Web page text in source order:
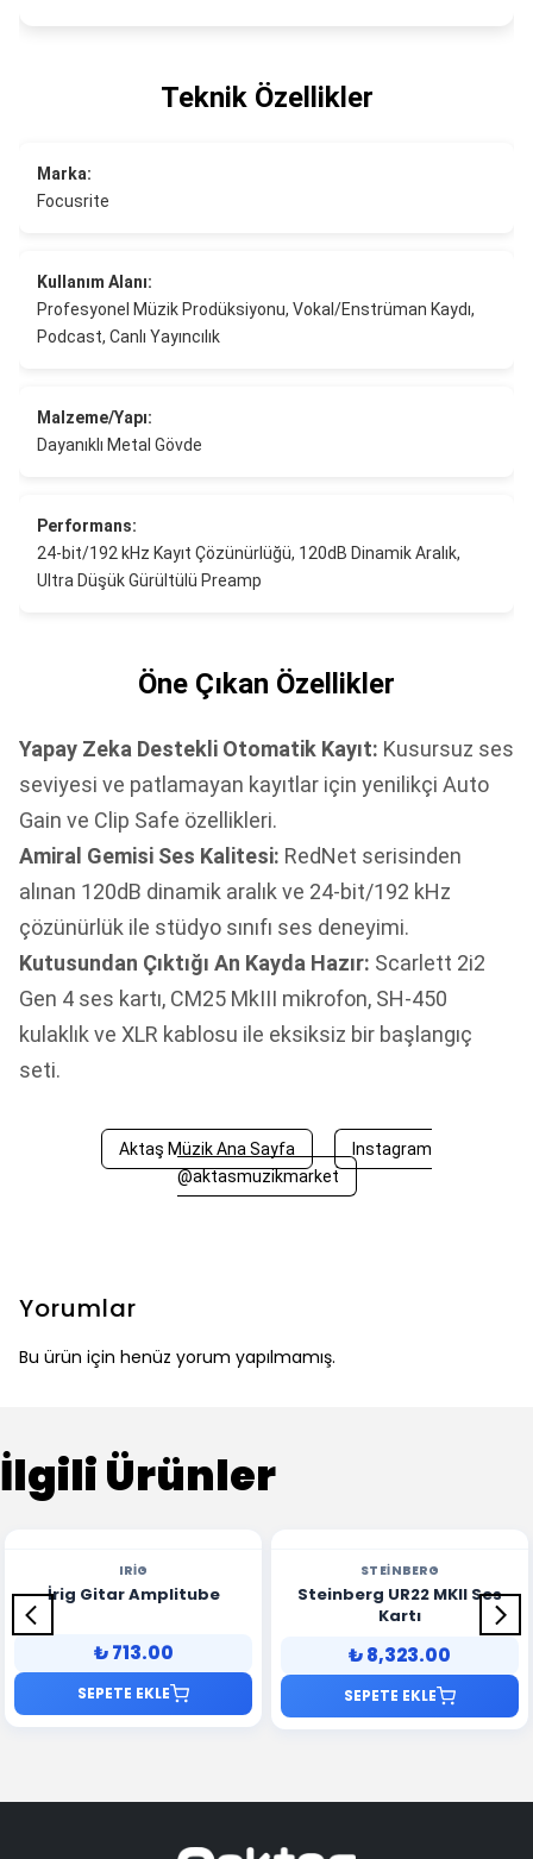
Teknik Özellikler
Marka:
Focusrite
Kullanım Alanı:
Profesyonel Müzik Prodüksiyonu, Vokal/Enstrüman Kaydı,
Podcast, Canlı Yayıncılık
Malzeme/Yapı:
Dayanıklı Metal Gövde
Performans:
24-bit/192 kHz Kayıt Çözünürlüğü, 120dB Dinamik Aralık,
Ultra Düşük Gürültülü Preamp
Öne Çıkan Özellikler
Yapay Zeka Destekli Otomatik Kayıt: Kusursuz ses
seviyesi ve patlamayan kayıtlar için yenilikçi Auto
Gain ve Clip Safe özellikleri.
Amiral Gemisi Ses Kalitesi: RedNet serisinden
alınan 120dB dinamik aralık ve 24-bit/192 kHz
çözünürlük ile stüdyo sınıfı ses deneyimi.
Kutusundan Çıktığı An Kayda Hazır: Scarlett 2i2
Gen 4 ses kartı, CM25 MkIII mikrofon, SH-450
kulaklık ve XLR kablosu ile eksiksiz bir başlangıç
seti.
Aktaş Müzik Ana Sayfa
Instagram
@aktasmuzikmarket
Yorumlar
Bu ürün için henüz yorum yapılmamış.
İlgili Ürünler
IRIG
İrig Gitar Amplitube
₺ 713.00
SEPETE EKLE
STEINBERG
Steinberg UR22 MKII Ses
Kartı
₺ 8,323.00
SEPETE EKLE